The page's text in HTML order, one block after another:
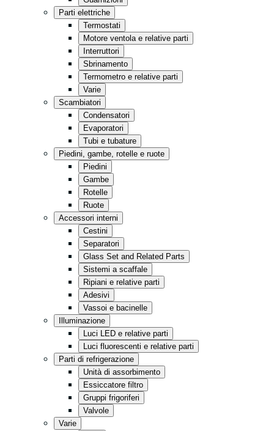
Minimarket
Vendita al dettaglio
Tutto in nero
Cucina
Conservazione
Fast Food
Parti elettriche
Termostati
Motore ventola e relative parti
Interruttori
Sbrinamento
Termometro e relative parti
Varie
Scambiatori
Condensatori
Evaporatori
Tubi e tubature
Piedini, gambe, rotelle e ruote
Piedini
Gambe
Rotelle
Ruote
Accessori interni
Cestini
Separatori
Glass Set and Related Parts
Sistemi a scaffale
Ripiani e relative parti
Adesivi
Vassoi e bacinelle
Illuminazione
Luci LED e relative parti
Luci fluorescenti e relative parti
Parti di refrigerazione
Unità di assorbimento
Essiccatore filtro
Gruppi frigoriferi
Valvole
Varie